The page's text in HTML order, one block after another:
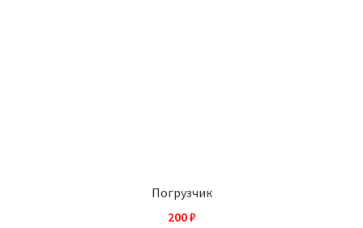
Погрузчик
200₽